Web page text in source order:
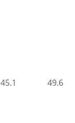
45.1 49.6